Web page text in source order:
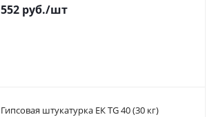
552 руб./шт
Гипсовая штукатурка ЕК TG 40 (30 кг)